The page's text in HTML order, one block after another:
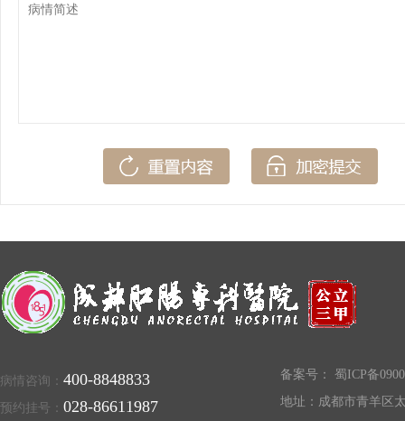
病情咨询： 400-8848833
预约挂号： 028-86611987
备案号：
蜀ICP备
地址：成都市青羊区